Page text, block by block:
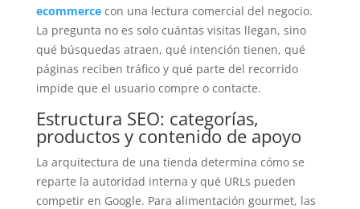
ecommercecon una lectura comercial del negocio.
La pregunta no es solo cuántas visitas llegan, sino
qué búsquedas atraen, qué intención tienen, qué
páginas reciben tráfico y qué parte del recorrido
impide que el usuario compre o contacte.
Estructura SEO: categorías,
productos y contenido de apoyo
La arquitectura de una tienda determina cómo se
reparte la autoridad interna y qué URLs pueden
competir en Google. Para alimentación gourmet, las